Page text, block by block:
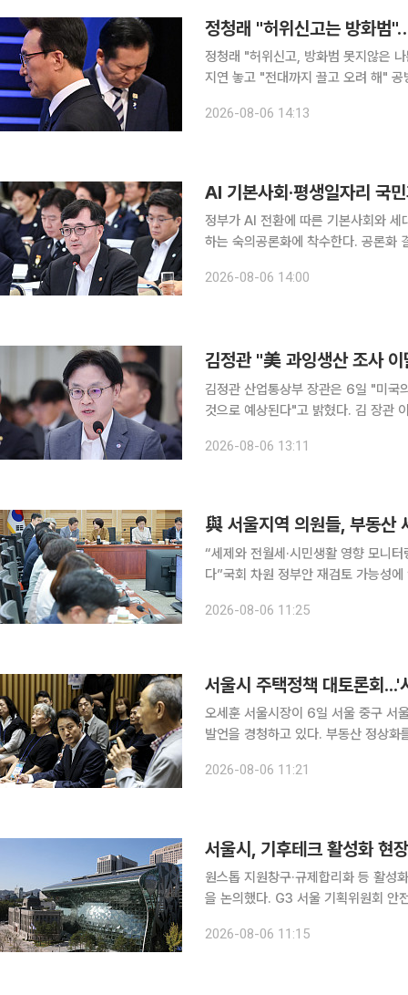
정청래 "허위신고는 방화범
정청래 "허위신고, 방화범 못지않은
지연 놓고 "전대까지 끌고 오려 해" 공방 더불어민주당 8·17 전당대회에 출마한 정청래·김민
판했고, 김 후보는 "문제를 제기할 근
2026-08-06 14:13
AI 기본사회·평생일자리 국
정부가 AI 전환에 따른 기본사회와
하는 숙의공론화에 착수한다. 공론화
회적 대화를 통해 갈등을 예방·완화
2026-08-06 14:00
김정관 "美 과잉생산 조사
김정관 산업통상부 장관은 6일 "미국
것으로 예상된다"고 밝혔다. 김 장관 이날 서울 프레스센터에서 열린 관훈토론회에서 과잉생산 조사
다"며 "원래 7월 말 발표가 거론됐으
2026-08-06 13:11
與 서울지역 의원들, 부동산
“세제와 전월세·시민생활 영향 모니
다”국회 차원 정부안 재검토 가능성에 “전제하면 안돼” 서울에 지
2026-08-06 11:25
서울시 주택정책 대토론회
오세훈 서울시장이 6일 서울 중구 서
발언을 경청하고 있다. 부동산 정상
려가 커지자 서울시가 대화의 장을 마
2026-08-06 11:21
서울시, 기후테크 활성화 현
원스톱 지원창구·규제합리화 등 활성화 방안 논의 서울시가 기후테크 기업
을 논의했다. G3 서울 기획위원회 안
랜'의 친환경 도시 구현을 구체화하기
2026-08-06 11:15